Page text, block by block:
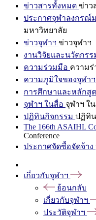
ข่าวสารทั้งหมด ข่าว
ประกาศจุฬาลงกรณ์
มหาวิทยาลัย
ข่าวจุฬาฯ ข่าวจุฬาฯ
งานวิจัยและนวัตกรร
ความร่วมมือ ความ
ความภูมิใจของจุฬาฯ
การศึกษาและหลักสู
จุฬาฯ ในสื่อ จุฬาฯ ใ
ปฏิทินกิจกรรม ปฏิทิ
The 166th ASAIHL
Conference
ประกาศจัดซื้อจัดจ้าง
เกี่ยวกับจุฬาฯ
ย้อนกลับ
เกี่ยวกับจุฬาฯ
ประวัติจุฬาฯ